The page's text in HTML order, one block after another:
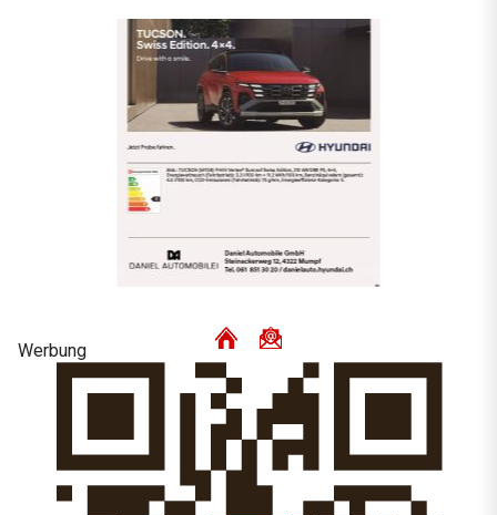
Werbung